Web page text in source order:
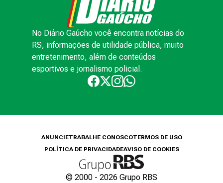
No Diário Gaúcho você encontra notícias do
RS, informações de utilidade pública, muito
entretenimento, além de conteúdos
esportivos e jornalismo policial.
ANUNCIETRABALHE CONOSCOTERMOS DE USO
POLÍTICA DE PRIVACIDADEAVISO DE COOKIES
© 2000 - 2026 Grupo RBS